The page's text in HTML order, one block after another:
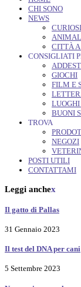
CHI SONO
NEWS
CITTÀ
CONSIGLIATI
GIOCHI
FILM E
BUONI
TROVA
NEGOZI
POSTI UTILI
CONTATTAMI
Leggi anchex
Il gatto di Pallas
31 Gennaio 2023
Il test del DNA per cani
5 Settembre 2023